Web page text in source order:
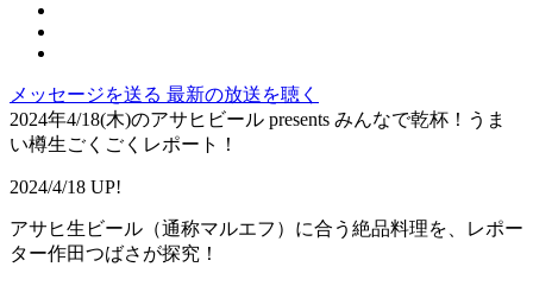
メッセージを送る 最新の放送を聴く
2024年4/18(木)のアサヒビール presents みんなで乾杯！うま
い樽生ごくごくレポート！
2024/4/18 UP!
アサヒ生ビール（通称マルエフ）に合う絶品料理を、レポー
ター作田つばさが探究！